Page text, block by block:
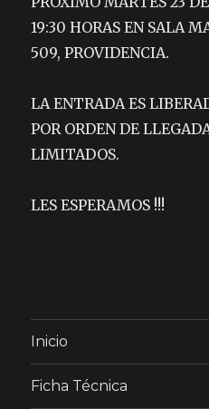
19:30 HORAS EN SALA
509, PROVIDENCIA.
LA ENTRADA ES
POR ORDEN DE
LIMITADOS.
LES ESPERAMOS !!!
Inicio
Ficha Técnica